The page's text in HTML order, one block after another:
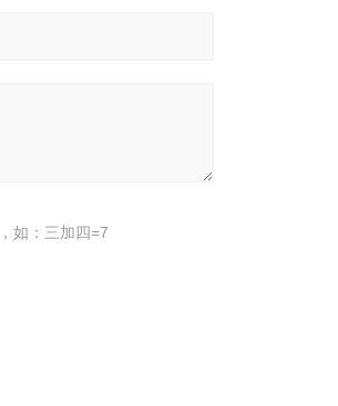
如：三加四=7